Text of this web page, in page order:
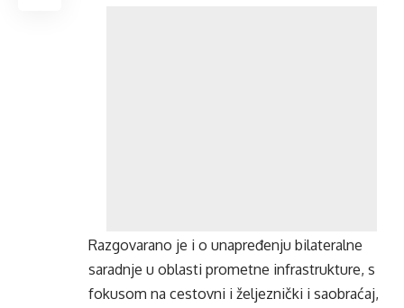
Razgovarano je i o unapređenju bilateralne
saradnje u oblasti prometne infrastrukture, s
fokusom na cestovni i željeznički i saobraćaj,